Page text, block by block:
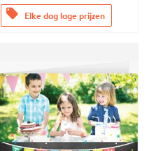
offers Elke dag lage prijzen